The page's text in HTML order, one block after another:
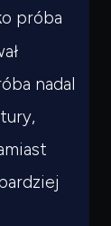
próba
nadal